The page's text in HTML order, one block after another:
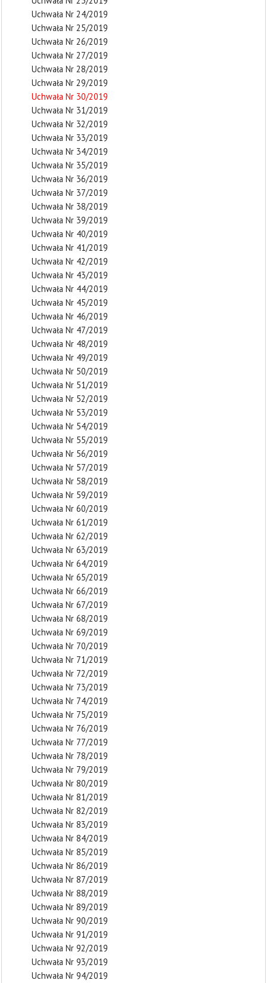
Uchwała Nr 24/2019
Uchwała Nr 25/2019
Uchwała Nr 26/2019
Uchwała Nr 27/2019
Uchwała Nr 28/2019
Uchwała Nr 29/2019
Uchwała Nr 30/2019
Uchwała Nr 31/2019
Uchwała Nr 32/2019
Uchwała Nr 33/2019
Uchwała Nr 34/2019
Uchwała Nr 35/2019
Uchwała Nr 36/2019
Uchwała Nr 37/2019
Uchwała Nr 38/2019
Uchwała Nr 39/2019
Uchwała Nr 40/2019
Uchwała Nr 41/2019
Uchwała Nr 42/2019
Uchwała Nr 43/2019
Uchwała Nr 44/2019
Uchwała Nr 45/2019
Uchwała Nr 46/2019
Uchwała Nr 47/2019
Uchwała Nr 48/2019
Uchwała Nr 49/2019
Uchwała Nr 50/2019
Uchwała Nr 51/2019
Uchwała Nr 52/2019
Uchwała Nr 53/2019
Uchwała Nr 54/2019
Uchwała Nr 55/2019
Uchwała Nr 56/2019
Uchwała Nr 57/2019
Uchwała Nr 58/2019
Uchwała Nr 59/2019
Uchwała Nr 60/2019
Uchwała Nr 61/2019
Uchwała Nr 62/2019
Uchwała Nr 63/2019
Uchwała Nr 64/2019
Uchwała Nr 65/2019
Uchwała Nr 66/2019
Uchwała Nr 67/2019
Uchwała Nr 68/2019
Uchwała Nr 69/2019
Uchwała Nr 70/2019
Uchwała Nr 71/2019
Uchwała Nr 72/2019
Uchwała Nr 73/2019
Uchwała Nr 74/2019
Uchwała Nr 75/2019
Uchwała Nr 76/2019
Uchwała Nr 77/2019
Uchwała Nr 78/2019
Uchwała Nr 79/2019
Uchwała Nr 80/2019
Uchwała Nr 81/2019
Uchwała Nr 82/2019
Uchwała Nr 83/2019
Uchwała Nr 84/2019
Uchwała Nr 85/2019
Uchwała Nr 86/2019
Uchwała Nr 87/2019
Uchwała Nr 88/2019
Uchwała Nr 89/2019
Uchwała Nr 90/2019
Uchwała Nr 91/2019
Uchwała Nr 92/2019
Uchwała Nr 93/2019
Uchwała Nr 94/2019